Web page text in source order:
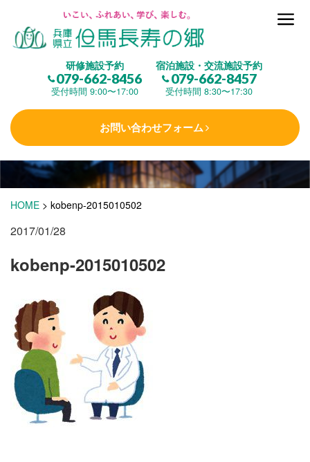
研修施設予約
079-662-8456
受付時間 9:00〜17:00
宿泊施設・交流施設予約
079-662-8457
受付時間 8:30〜17:30
お問い合わせフォーム
但馬長寿の郷とは
(研修施設)
楽しむ
学 ぶ(健康福祉)
泊まる
施設・料金
アクセス
HOME > kobenp-2015010502
2017/01/28
kobenp-2015010502